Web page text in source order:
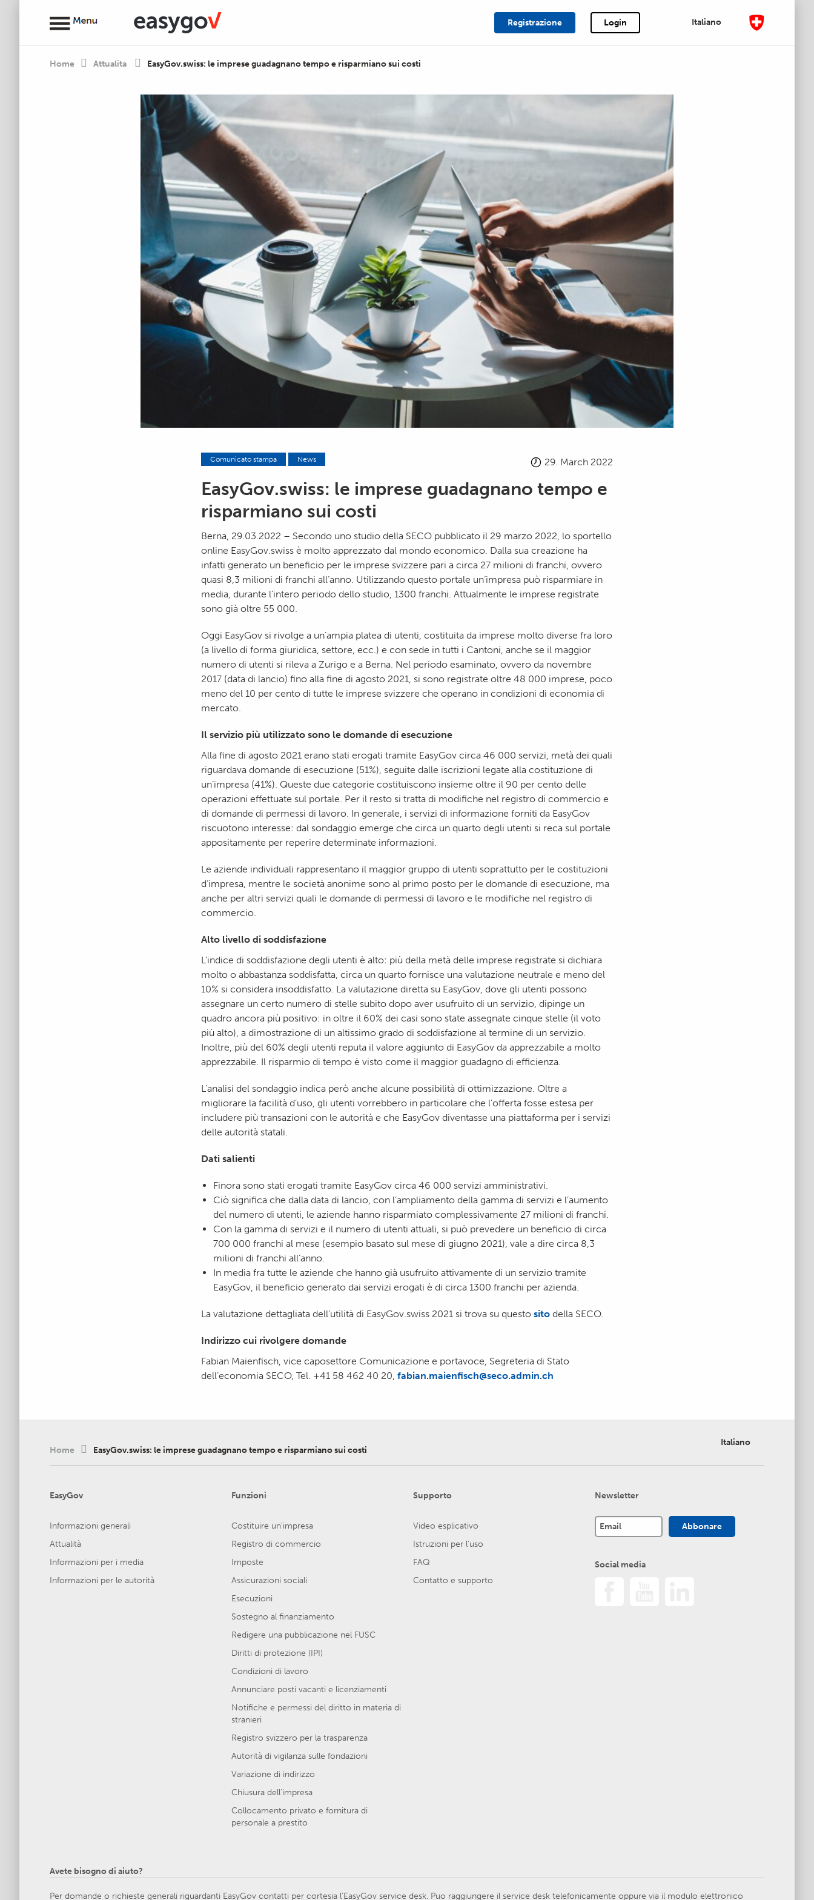
Registrazione Login Italiano
Home Attualita EasyGov.swiss: le imprese guadagnano tempo e risparmiano sui costi
Comunicato stampa News 29. March 2022
EasyGov.swiss: le imprese guadagnano tempo e
risparmiano sui costi
Berna, 29.03.2022 – Secondo uno studio della SECO pubblicato il 29 marzo 2022, lo sportello
online EasyGov.swiss è molto apprezzato dal mondo economico. Dalla sua creazione ha
infatti generato un beneficio per le imprese svizzere pari a circa 27 milioni di franchi, ovvero
quasi 8,3 milioni di franchi all’anno. Utilizzando questo portale un’impresa può risparmiare in
media, durante l’intero periodo dello studio, 1300 franchi. Attualmente le imprese registrate
sono già oltre 55 000.
Oggi EasyGov si rivolge a un’ampia platea di utenti, costituita da imprese molto diverse fra loro
(a livello di forma giuridica, settore, ecc.) e con sede in tutti i Cantoni, anche se il maggior
numero di utenti si rileva a Zurigo e a Berna. Nel periodo esaminato, ovvero da novembre
2017 (data di lancio) fino alla fine di agosto 2021, si sono registrate oltre 48 000 imprese, poco
meno del 10 per cento di tutte le imprese svizzere che operano in condizioni di economia di
mercato.
Il servizio più utilizzato sono le domande di esecuzione
Alla fine di agosto 2021 erano stati erogati tramite EasyGov circa 46 000 servizi, metà dei quali
riguardava domande di esecuzione (51%), seguite dalle iscrizioni legate alla costituzione di
un’impresa (41%). Queste due categorie costituiscono insieme oltre il 90 per cento delle
operazioni effettuate sul portale. Per il resto si tratta di modifiche nel registro di commercio e
di domande di permessi di lavoro. In generale, i servizi di informazione forniti da EasyGov
riscuotono interesse: dal sondaggio emerge che circa un quarto degli utenti si reca sul portale
appositamente per reperire determinate informazioni.
Le aziende individuali rappresentano il maggior gruppo di utenti soprattutto per le costituzioni
d’impresa, mentre le società anonime sono al primo posto per le domande di esecuzione, ma
anche per altri servizi quali le domande di permessi di lavoro e le modifiche nel registro di
commercio.
Alto livello di soddisfazione
L’indice di soddisfazione degli utenti è alto: più della metà delle imprese registrate si dichiara
molto o abbastanza soddisfatta, circa un quarto fornisce una valutazione neutrale e meno del
10% si considera insoddisfatto. La valutazione diretta su EasyGov, dove gli utenti possono
assegnare un certo numero di stelle subito dopo aver usufruito di un servizio, dipinge un
quadro ancora più positivo: in oltre il 60% dei casi sono state assegnate cinque stelle (il voto
più alto), a dimostrazione di un altissimo grado di soddisfazione al termine di un servizio.
Inoltre, più del 60% degli utenti reputa il valore aggiunto di EasyGov da apprezzabile a molto
apprezzabile. Il risparmio di tempo è visto come il maggior guadagno di efficienza.
L’analisi del sondaggio indica però anche alcune possibilità di ottimizzazione. Oltre a
migliorare la facilità d’uso, gli utenti vorrebbero in particolare che l’offerta fosse estesa per
includere più transazioni con le autorità e che EasyGov diventasse una piattaforma per i servizi
delle autorità statali.
Dati salienti
­Finora sono stati erogati tramite EasyGov circa 46 000 servizi amministrativi.
Ciò significa che dalla data di lancio, con l’ampliamento della gamma di servizi e l’aumento
del numero di utenti, le aziende hanno risparmiato complessivamente 27 milioni di franchi.
Con la gamma di servizi e il numero di utenti attuali, si può prevedere un beneficio di circa
700 000 franchi al mese (esempio basato sul mese di giugno 2021), vale a dire circa 8,3
milioni di franchi all’anno.
In media fra tutte le aziende che hanno già usufruito attivamente di un servizio tramite
EasyGov, il beneficio generato dai servizi erogati è di circa 1300 franchi per azienda.
La valutazione dettagliata dell’utilità di EasyGov.swiss 2021 si trova su questo sito della SECO.
Indirizzo cui rivolgere domande
Fabian Maienfisch, vice caposettore Comunicazione e portavoce, Segreteria di Stato
dell’economia SECO, Tel. +41 58 462 40 20, fabian.maienfisch@seco.admin.ch
Home EasyGov.swiss: le imprese guadagnano tempo e risparmiano sui costi
Italiano
EasyGov
Informazioni generali
Attualità
Informazioni per i media
Informazioni per le autorità
Funzioni
Costituire un'impresa
Registro di commercio
Imposte
Assicurazioni sociali
Esecuzioni
Sostegno al finanziamento
Redigere una pubblicazione nel FUSC
Diritti di protezione (IPI)
Condizioni di lavoro
Annunciare posti vacanti e licenziamenti
Notifiche e permessi del diritto in materia di
stranieri
Registro svizzero per la trasparenza
Autorità di vigilanza sulle fondazioni
Variazione di indirizzo
Chiusura dell’impresa
Collocamento privato e fornitura di
personale a prestito
Supporto
Video esplicativo
Istruzioni per l'uso
FAQ
Contatto e supporto
Newsletter
Social media
Avete bisogno di aiuto?
Per domande o richieste generali riguardanti EasyGov contatti per cortesia l’EasyGov service desk. Puo raggiungere il service desk telefonicamente oppure via il modulo elettronico